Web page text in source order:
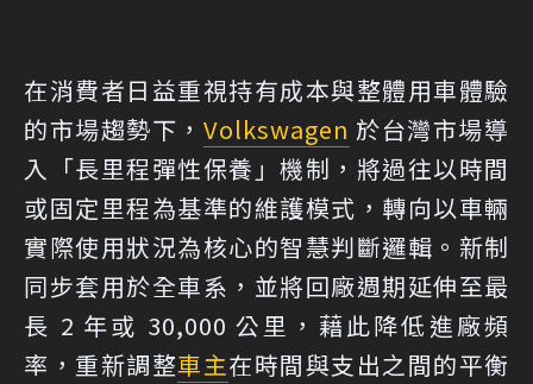
在消費者日益重視持有成本與整體用車體驗
的市場趨勢下， Volkswagen 於台灣市場導
入「長里程彈性保養」機制，將過往以時間
或固定里程為基準的維護模式，轉向以車輛
實際使用狀況為核心的智慧判斷邏輯。新制
同步套用於全車系，並將回廠週期延伸至最
長 2 年或 30,000 公里，藉此降低進廠頻
率，重新調整車主在時間與支出之間的平衡